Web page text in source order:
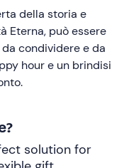
della storia e
Eterna, può essere
da condividere e da
hour e un brindisi
solution for